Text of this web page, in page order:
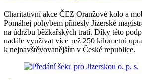
Charitativní akce ČEZ Oranžové kolo a
Pomáhej pohybem přinesly Jizerské
na údržbu běžkařských tratí. Díky této
nadále využívat více než 250 kilometrů
k nejnavštěvovanějším v České republice.